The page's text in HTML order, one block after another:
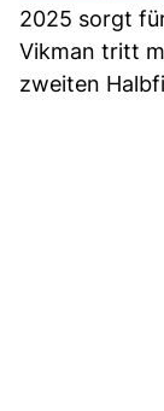
2025 sorgt
Vikman tritt
zweiten